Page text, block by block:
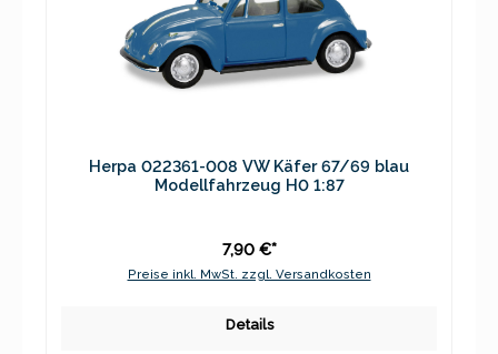
Herpa 022361-008 VW Käfer 67/69 blau
Modellfahrzeug H0 1:87
7,90 €*
Preise inkl. MwSt. zzgl. Versandkosten
Details